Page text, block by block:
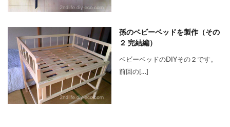
孫のベビーベッドを製作（その
２ 完結編）
ベビーベッドのDIYその２です。
前回の[…]